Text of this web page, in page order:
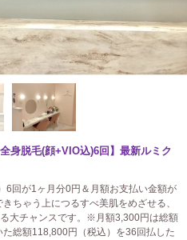
身脱毛(顔+VIO込)6回】最新ルミク
6回が1ヶ月分0円＆月額お支払い金額が
ちゃう上につるすべ美肌をめざせる、
大チャンスです。※月額3,300円は総額
総額118,800円（税込）を36回払した